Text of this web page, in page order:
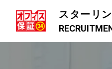
スターリ